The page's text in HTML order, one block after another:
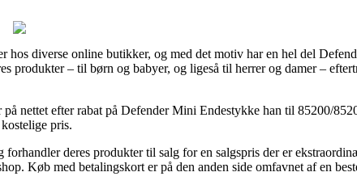
diverse online butikker, og med det motiv har en hel del
produkter – til børn og babyer, og ligeså til herrer og damer –
nettet efter rabat på Defender Mini Endestykke han til 85200/
pris.
deres produkter til salg for en salgspris der er
Køb med betalingskort er på den anden side omfavnet af en